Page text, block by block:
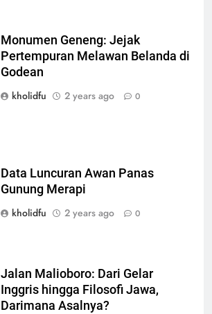
Monumen Geneng: Jejak
Pertempuran Melawan Belanda di
Godean
kholidfu
2 years ago 0
Data Luncuran Awan Panas
Gunung Merapi
kholidfu
2 years ago 0
Jalan Malioboro: Dari Gelar
Inggris hingga Filosofi Jawa,
Darimana Asalnya?